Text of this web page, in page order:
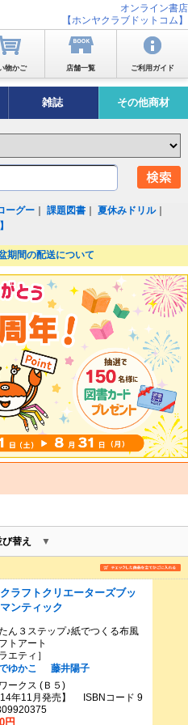
オンライン書店
【ホンヤクラブドットコム】
物かご 店舗一覧 ご利用ガイド
雑誌 その他商材
ーグー ｜課題図書 ｜夏休みドリル｜
期間の配送について
替え
ラフトクリエーターズブッ
ンティック
ん３ステップ♪紙でつくる布風
トアート
ラエティ］
ゆかこ
藤井陽子
ークス (Ｂ５)
年11月発売】 ISBNコード 9
円